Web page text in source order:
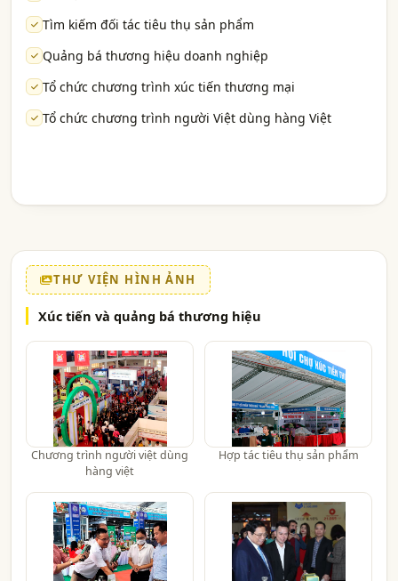
Tìm kiếm đối tác tiêu thụ sản phẩm
Quảng bá thương hiệu doanh nghiệp
Tổ chức chương trình xúc tiến thương mại
Tổ chức chương trình người Việt dùng hàng Việt
THƯ VIỆN HÌNH ẢNH
Xúc tiến và quảng bá thương hiệu
Chương trình người việt dùng
hàng việt
Hợp tác tiêu thụ sản phẩm